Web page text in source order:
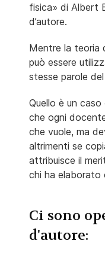
fisica» di Albert
d’autore.
Mentre la teoria
può essere
stesse parole
Quello è un
che ogni
che vuole, ma
altrimenti se
attribuisce il
chi ha elaborato
Ci sono
d'autore: